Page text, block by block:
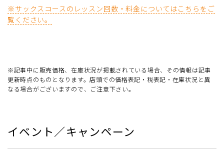
※サックスコースのレッスン回数・料金についてはこちらをご
覧ください。
※記事中に販売価格、在庫状況が掲載されている場合、その情報は記事
更新時点のものとなります。店頭での価格表記・税表記・在庫状況と異
なる場合がございますので、ご注意下さい。
イベント／キャンペーン